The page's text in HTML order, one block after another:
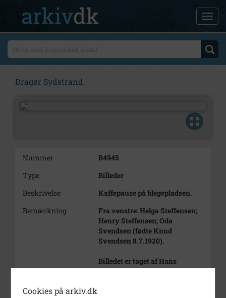
Dragør Sydstrand
Nummer
B4945
Type
Billeder
Beskrivelse
Kaffepause på blegepladsen.
Bemærkning
Fra venstre: Helga Steffensen;
Henry Steffensen; Oda
Svendsen (fødte Knud
Svendsen 8.7.1920).
Billedet er taget af Hans
Svendsen.
Årstal
Cookies på arkiv.dk